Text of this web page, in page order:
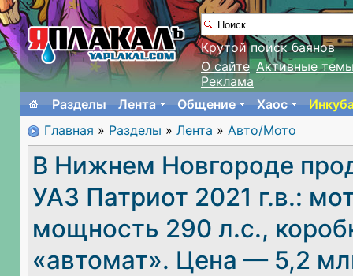
Крутой поиск баянов
О сайте Активные
Реклама
Разделы
Лента Общение Хаос
Главная » Разделы » Лента » Авто/Мото
В Нижнем Новгороде
УАЗ Патриот 2021 г.в.:
мощность 290 л.с.,
«автомат». Цена — 5,2